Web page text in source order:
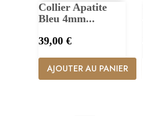
Collier Apatite
Bleu 4mm...
Prix
39,00 €
AJOUTER AU PANIER